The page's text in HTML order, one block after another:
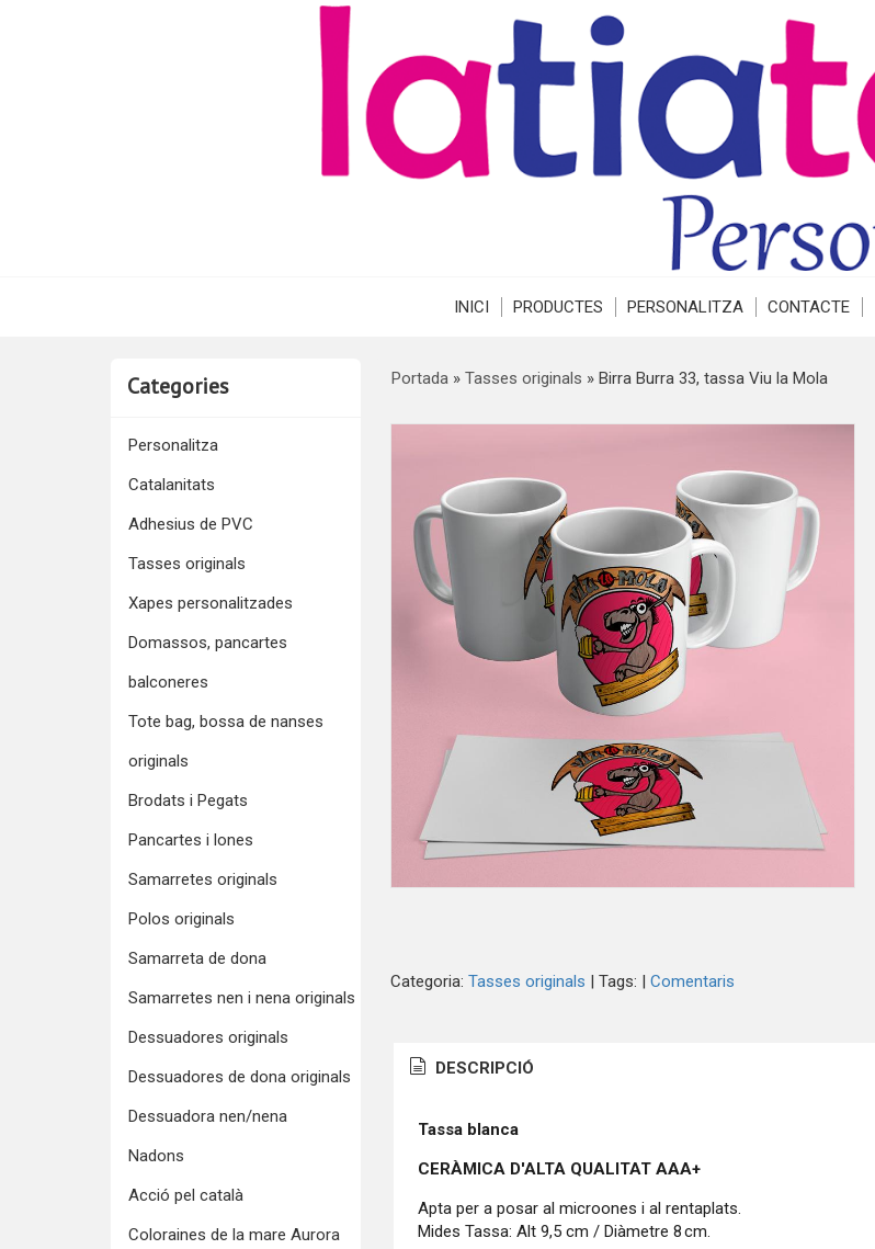
INICI PRODUCTES PERSONALITZA CONTACTE
Categories
Personalitza
Catalanitats
Adhesius de PVC
Tasses originals
Xapes personalitzades
Domassos, pancartes
balconeres
Tote bag, bossa de nanses
originals
Brodats i Pegats
Pancartes i lones
Samarretes originals
Polos originals
Samarreta de dona
Samarretes nen i nena originals
Dessuadores originals
Dessuadores de dona originals
Dessuadora nen/nena
Nadons
Acció pel català
Coloraines de la mare Aurora
Portada» Tasses originals » Birra Burra 33, tassa Viu la Mola
Categoria: Tasses originals | Tags: | Comentaris
DESCRIPCIÓ
Tassa blanca
CERÀMICA D'ALTA QUALITAT AAA+
Apta per a posar al microones i al rentaplats.
Mides Tassa: Alt 9,5 cm / Diàmetre 8 cm.